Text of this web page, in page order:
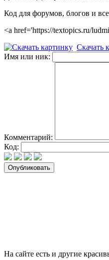
Код для форумов, блогов и
<a href='https://textopics.ru/
Скачать
Имя или ник:
Комментарий:
Код:
На сайте есть и другие